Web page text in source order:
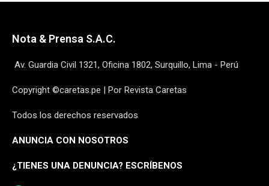
Nota & Prensa S.A.C.
Av. Guardia Civil 1321, Oficina 1802, Surquillo, Lima - Perú
Copyright ©caretas.pe | Por Revista Caretas
Todos los derechos reservados
ANUNCIA CON NOSOTROS
¿TIENES UNA DENUNCIA? ESCRÍBENOS